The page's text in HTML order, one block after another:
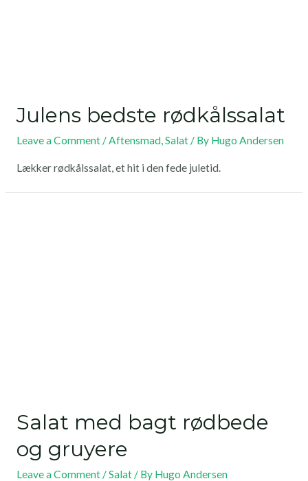
Julens bedste rødkålssalat
Leave a Comment /Aftensmad,Salat/ By Hugo Andersen
Lækker rødkålssalat, et hit i den fede juletid.
Salat med bagt rødbede
og gruyere
Leave a Comment /Salat/ By Hugo Andersen